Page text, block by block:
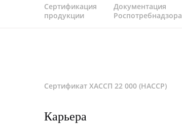
Сертификация
продукции
Документация
Роспотребнадзора
Сертификат ХАССП 22 000 (HACCP)
Карьера